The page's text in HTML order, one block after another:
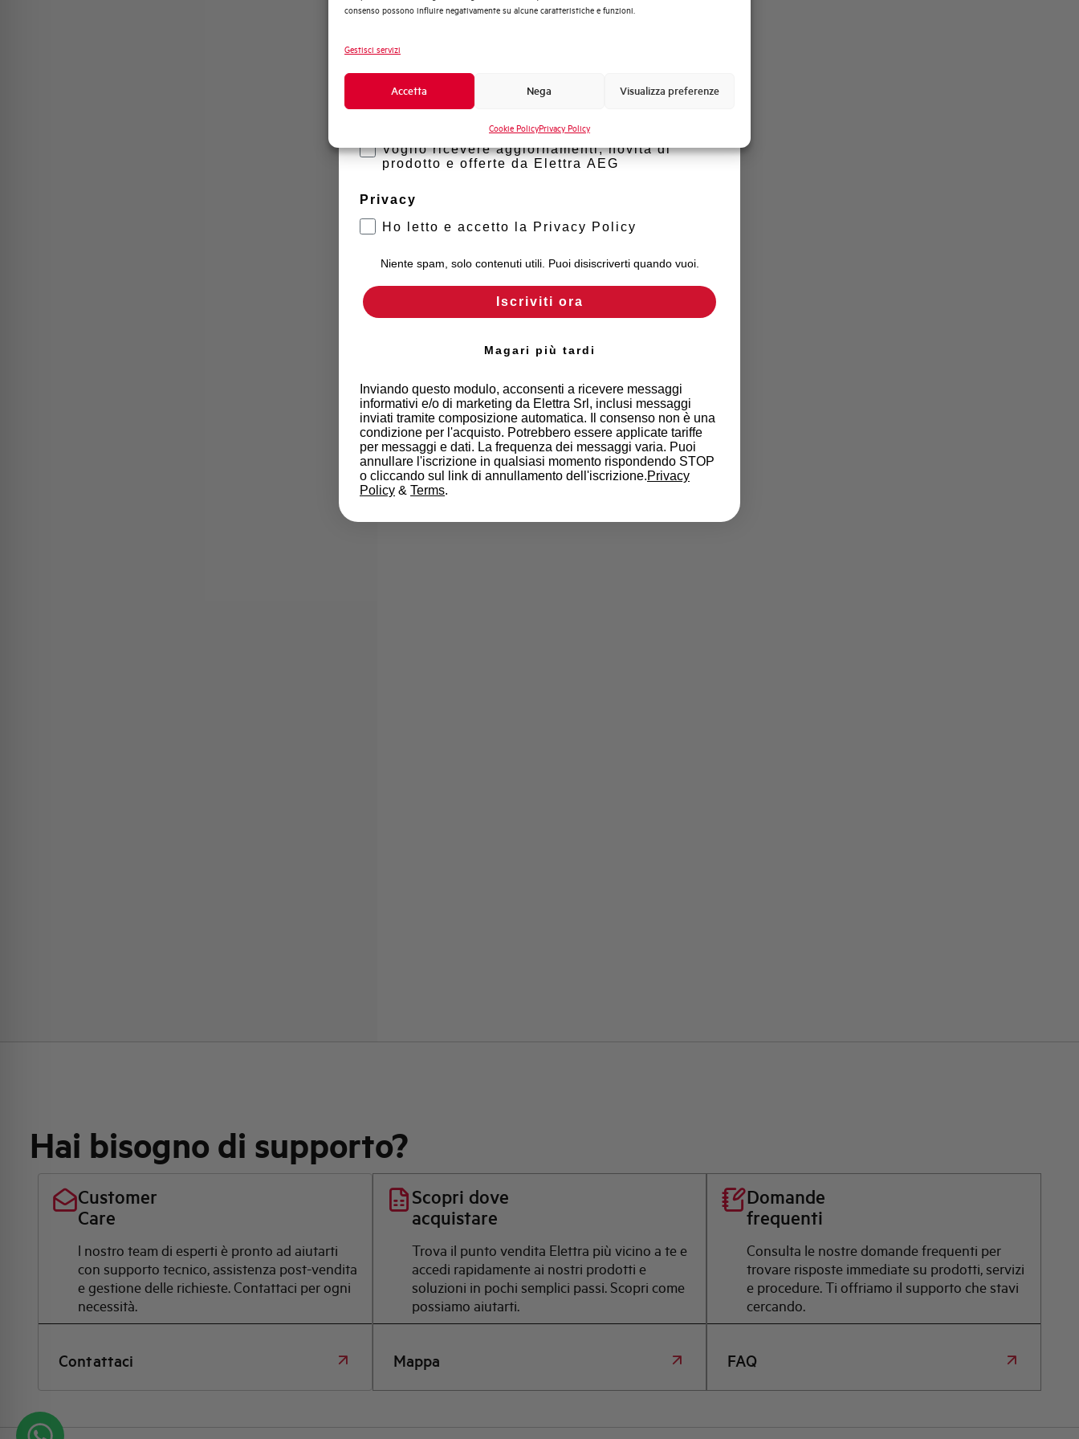
consenso possono influire negativamente su alcune caratteristiche e funzioni.
Gestisci servizi
Accetta Nega Visualizza preferenze
Cookie PolicyPrivacy Policy
Hai bisogno di supporto?
Customer
Care
l nostro team di esperti è pronto ad aiutarti
con supporto tecnico, assistenza post-vendita
e gestione delle richieste. Contattaci per ogni
necessità.
Contattaci
Scopri dove
acquistare
Trova il punto vendita Elettra più vicino a te e
accedi rapidamente ai nostri prodotti e
soluzioni in pochi semplici passi. Scopri come
possiamo aiutarti.
Mappa
Domande
frequenti
Consulta le nostre domande frequenti per
trovare risposte immediate su prodotti, servizi
e procedure. Ti offriamo il supporto che stavi
cercando.
FAQ
Sistema Quadri
Formazione tecnica
Voglio ricevere aggiornamenti, novità di
prodotto e offerte da Elettra AEG
Privacy
Ho letto e accetto la Privacy Policy
Niente spam, solo contenuti utili. Puoi disiscriverti quando vuoi.
Iscriviti ora
Magari più tardi
Inviando questo modulo, acconsenti a ricevere messaggi
informativi e/o di marketing da Elettra Srl, inclusi messaggi
inviati tramite composizione automatica. Il consenso non è una
condizione per l'acquisto. Potrebbero essere applicate tariffe
per messaggi e dati. La frequenza dei messaggi varia. Puoi
annullare l'iscrizione in qualsiasi momento rispondendo STOP
o cliccando sul link di annullamento dell'iscrizione.Privacy
Policy & Terms.